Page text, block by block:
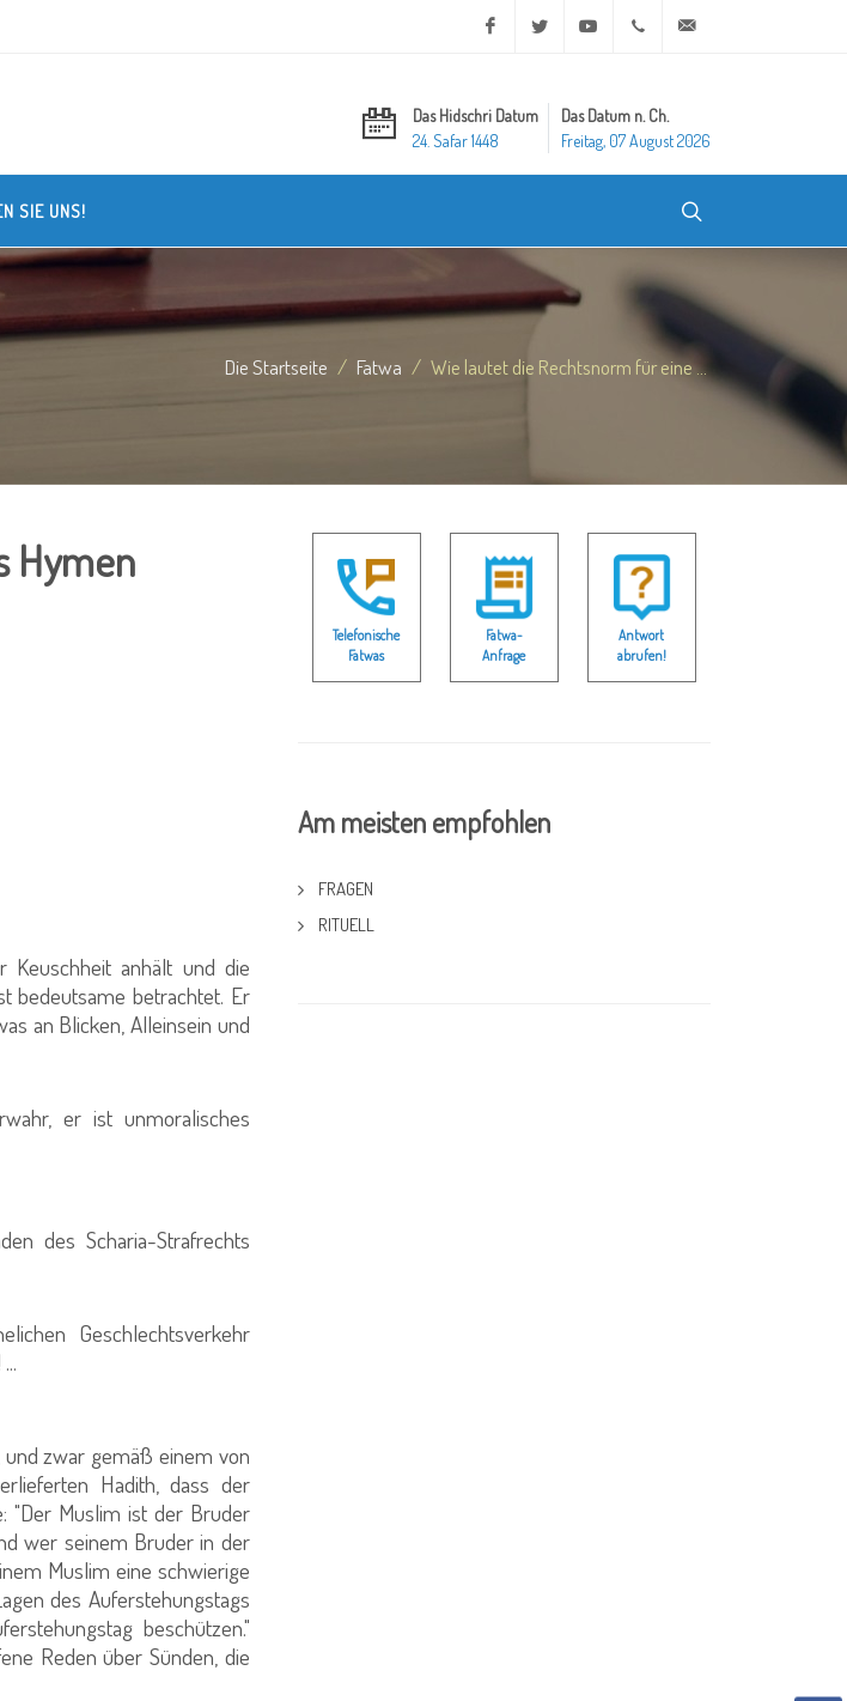
Facebook Twitter Youtube +20 2 25970400
Das Hidschri Datum
24. Safar 1448
Das Datum n. Ch.
Freitag, 07 August 2026
SIE UNS!
Die Startseite Fatwa Wie lautet die Rechtsnorm für eine ...
Hymen
anhält und die
bedeutsame betrachtet. Er
an Blicken, Alleinsein und
er ist unmoralisches
des Scharia-Strafrechts
Geschlechtsverkehr
und zwar gemäß einem von
Hadith, dass der
"Der Muslim ist der Bruder
wer seinem Bruder in der
Muslim eine schwierige
des Auferstehungstags
beschützen."
Reden über Sünden, die
Telefonische
Fatwas
Fatwa-
Anfrage
Antwort
abrufen!
Am meisten empfohlen
FRAGEN
RITUELL